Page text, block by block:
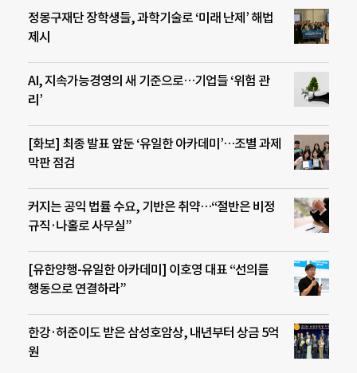
정몽구재단 장학생들, 과학기술로 ‘미래 난제’ 해법
제시
AI, 지속가능경영의 새 기준으로…기업들 ‘위험 관
리’
[화보] 최종 발표 앞둔 ‘유일한 아카데미’…조별 과제
막판 점검
커지는 공익 법률 수요, 기반은 취약…“절반은 비정
규직·나홀로 사무실”
[유한양행-유일한 아카데미] 이호영 대표 “선의를
행동으로 연결하라”
한강·허준이도 받은 삼성호암상, 내년부터 상금 5억
원